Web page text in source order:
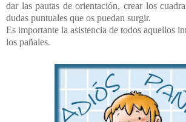
dar las pautas de orientación, crear los
dudas puntuales que os puedan surgir.
Es importante la asistencia de todos aquellos
los pañales.